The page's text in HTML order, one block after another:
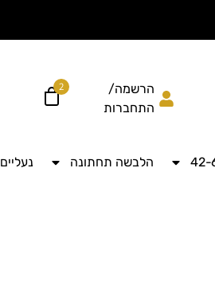
הרשמה/
התחברות
2
הלבשה תחתונה נעליים